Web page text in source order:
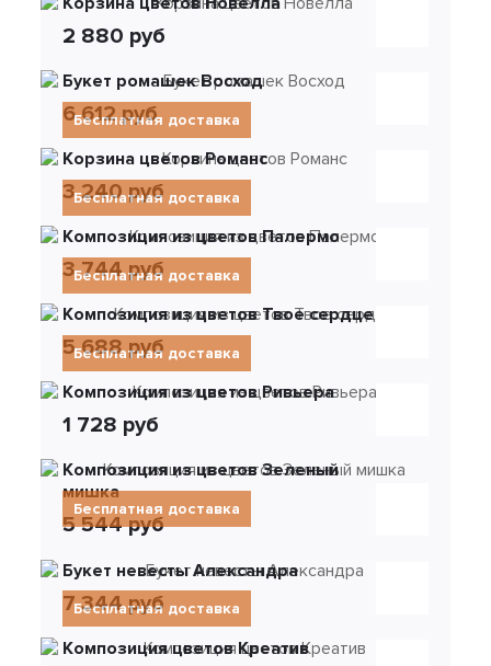
2 880 руб
Бесплатная доставка
Букет ромашек Восход
6 612 руб
Бесплатная доставка
Корзина цветов Романс
3 240 руб
Бесплатная доставка
Композиция из цветов Палермо
3 744 руб
Бесплатная доставка
Композиция из цветов Твое сердце
5 688 руб
Композиция из цветов Ривьера
1 728 руб
Бесплатная доставка
Композиция из цветов Зеленый
мишка
5 544 руб
Бесплатная доставка
Букет невесты Александра
7 344 руб
Композиция цветов Креатив